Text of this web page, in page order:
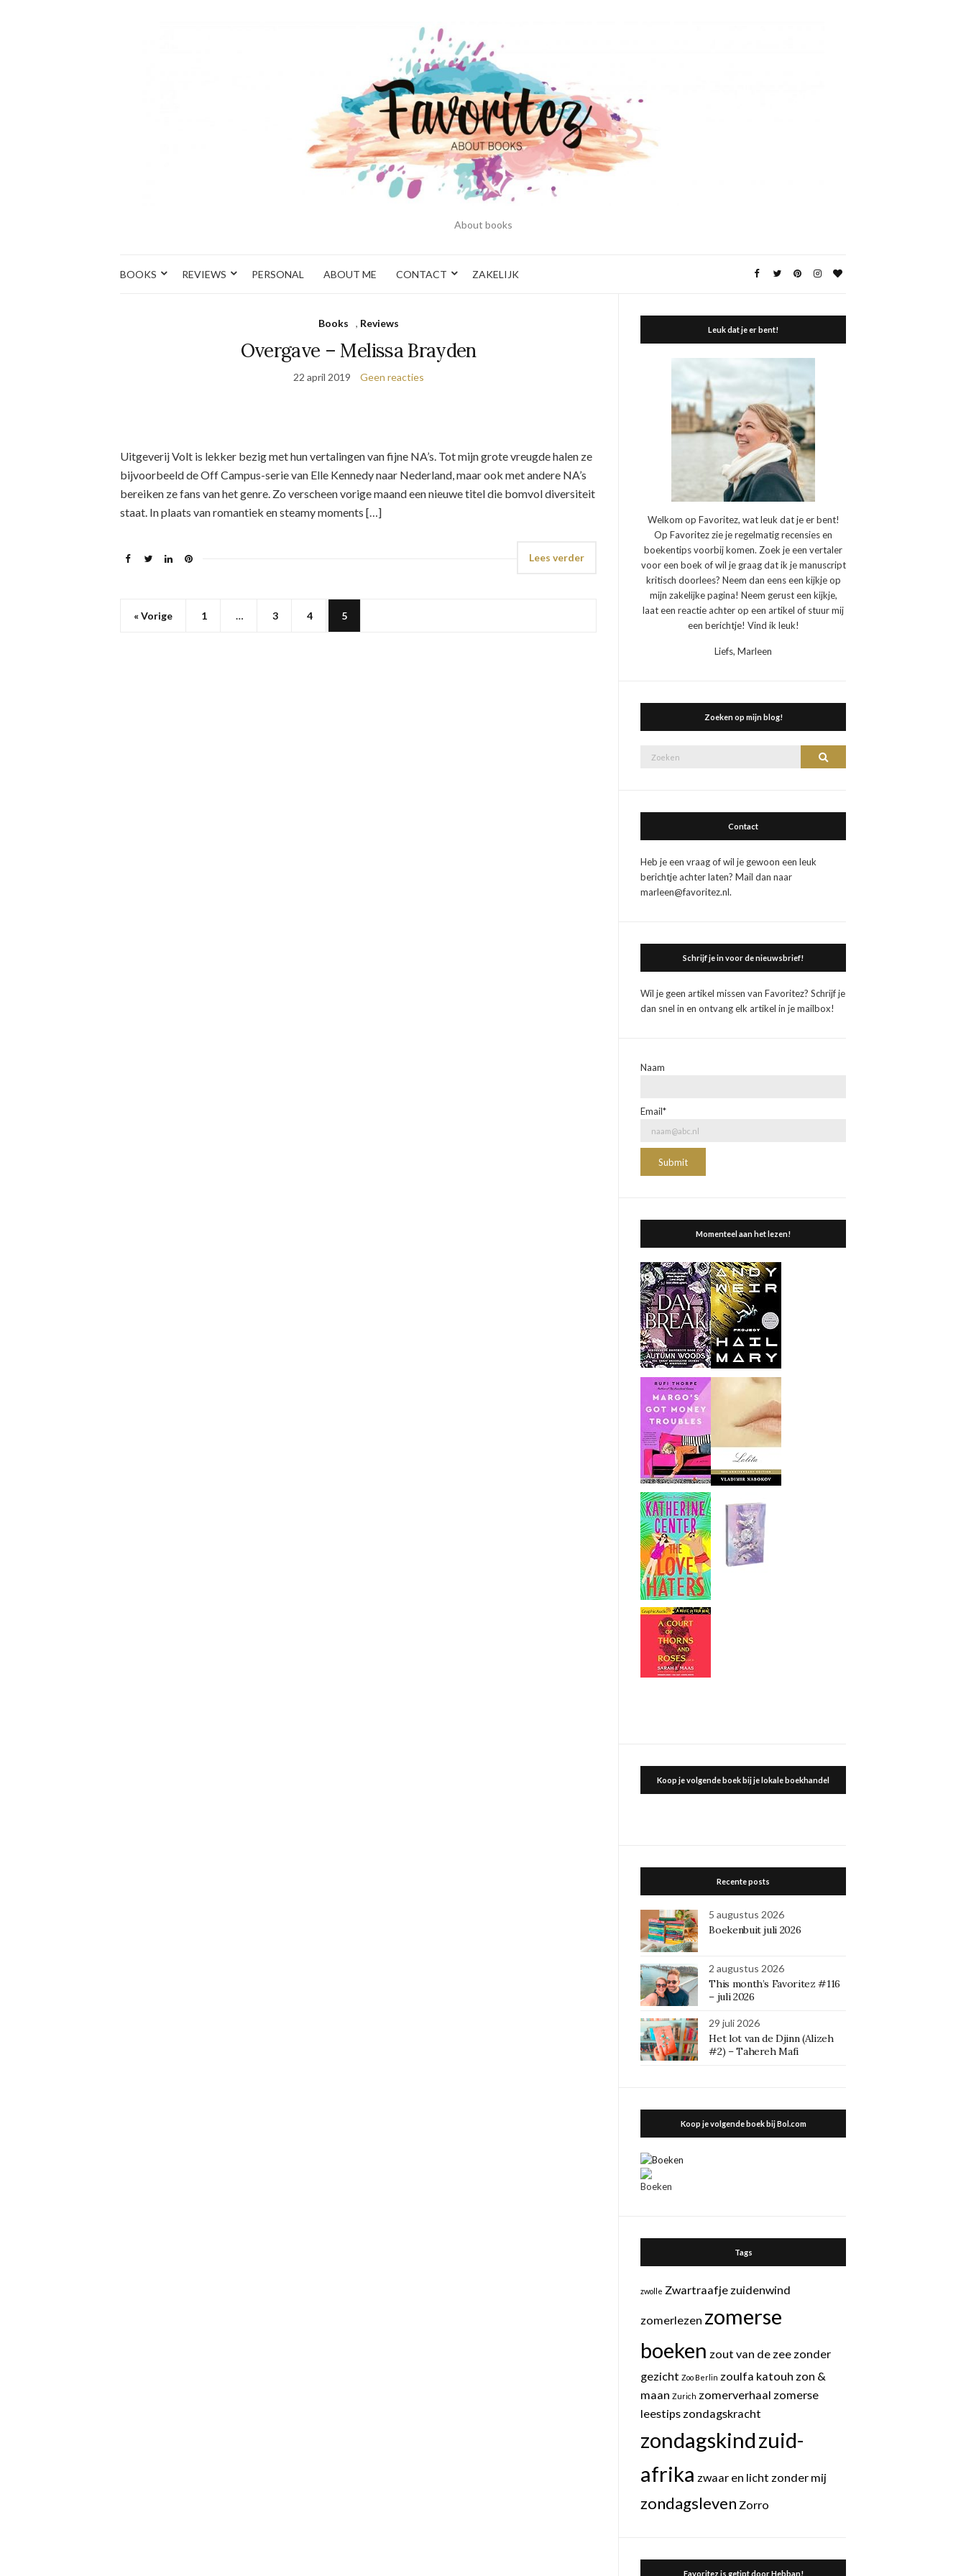
About books
BOOKS REVIEWS PERSONAL ABOUT ME CONTACT ZAKELIJK
Books , Reviews
Overgave – Melissa Brayden
22 april 2019 Geen reacties
Uitgeverij Volt is lekker bezig met hun vertalingen van fijne NA’s. Tot mijn grote vreugde halen ze
bijvoorbeeld de Off Campus-serie van Elle Kennedy naar Nederland, maar ook met andere NA’s
bereiken ze fans van het genre. Zo verscheen vorige maand een nieuwe titel die bomvol diversiteit
staat. In plaats van romantiek en steamy moments […]
Lees verder
« Vorige 1 … 3 4 5
Leuk dat je er bent!
Welkom op Favoritez, wat leuk dat je er bent!
Op Favoritez zie je regelmatig recensies en
boekentips voorbij komen. Zoek je een vertaler
voor een boek of wil je graag dat ik je manuscript
kritisch doorlees? Neem dan eens een kijkje op
mijn zakelijke pagina! Neem gerust een kijkje,
laat een reactie achter op een artikel of stuur mij
een berichtje! Vind ik leuk!
Liefs, Marleen
Zoeken op mijn blog!
Zoek
Zoeken
Contact
Heb je een vraag of wil je gewoon een leuk
berichtje achter laten? Mail dan naar
marleen@favoritez.nl.
Schrijf je in voor de nieuwsbrief!
Wil je geen artikel missen van Favoritez? Schrijf je
dan snel in en ontvang elk artikel in je mailbox!
Naam
Email*
Momenteel aan het lezen!
Koop je volgende boek bij je lokale boekhandel
Recente posts
5 augustus 2026
Boekenbuit juli 2026
2 augustus 2026
This month’s Favoritez #116
– juli 2026
29 juli 2026
Het lot van de Djinn (Alizeh
#2) – Tahereh Mafi
Koop je volgende boek bij Bol.com
Tags
zwolle Zwartraafje zuidenwind
zomerlezen zomerse
boeken zout van de zee zonder
gezicht Zoo Berlin zoulfa katouh zon &
maan Zurich zomerverhaal zomerse
leestips zondagskracht
zondagskindzuid-
afrika zwaar en licht zonder mij
zondagsleven Zorro
Favoritez is getipt door Hebban!